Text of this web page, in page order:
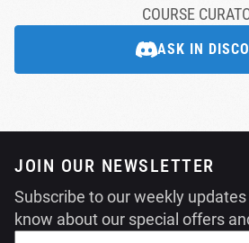
COURSE
ASK IN
JOIN OUR NEWSLETTER
Subscribe to our weekly
know about our special offers